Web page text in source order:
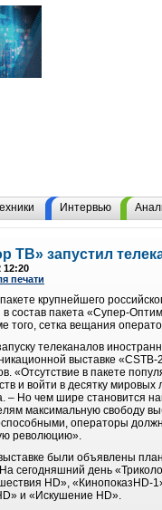
Интервью
ТВ» запустил
12:20
печати
крупнейшего
состав пакета «Супер-
того, сетка вещания
телеканалов
выставке
«Отсутствие в пакете
и войти в десятку
– Но чем шире становится
максимальную свободу
операторы
революцию».
были объявлены
сегодняшний день
HD», «КинопоказHD-
и «Искушение HD».